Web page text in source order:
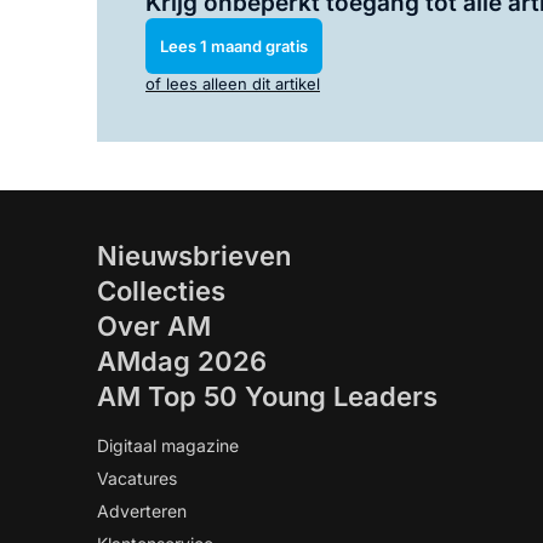
Lees 1 maand gratis
of lees alleen dit artikel
Nieuwsbrieven
Collecties
Over AM
AMdag 2026
AM Top 50 Young Leaders
Digitaal magazine
Vacatures
Adverteren